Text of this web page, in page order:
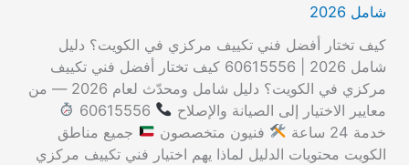
شامل 2026
كيف تختار أفضل فني تكييف مركزي في الكويت؟ دليل
شامل 2026 | 60615556 كيف تختار أفضل فني تكييف
مركزي في الكويت؟ دليل شامل ومحدّث لعام 2026 — من
معايير الاختيار إلى الصيانة والإصلاح
خدمة 24 ساعة
فنيون متخصصون
جميع مناطق
الكويت محتويات الدليل لماذا يهم اختيار فني تكييف مركزي